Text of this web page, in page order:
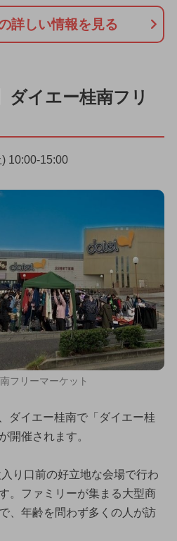
詳しい情報を見る
ダイエー桂南フリ
10:00-15:00
フリーマーケット
ダイエー桂南で「ダイエー桂
開催されます。
り口前の好立地な会場で行わ
。ファミリーが集まる大型商
、年齢を問わず多くの人が訪